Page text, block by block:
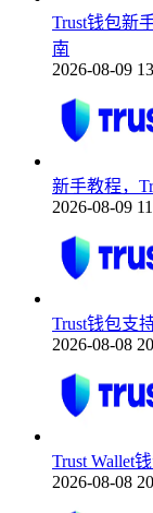
Trust钱包新
南
2026-08-09
新手教程，
2026-08-09
Trust钱包支
2026-08-08
Trust Wallet
2026-08-08